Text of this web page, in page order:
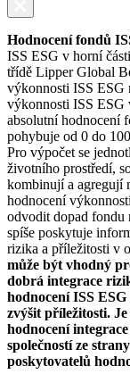
Hodnocení fondů
ISS ESG v horní
třídě Lipper Global
výkonnosti ISS ESG
výkonnosti ISS ESG
absolutní hodnocení
pohybuje od 0 do
Pro výpočet se
životního prostředí,
kombinují a agregují
hodnocení
odvodit dopad fondu
spíše poskytuje
rizika a příležitosti v
může být vhodný
dobrá integrace
hodnocení ISS
zvýšit příležitosti.
hodnocení
společností ze
poskytovatelů